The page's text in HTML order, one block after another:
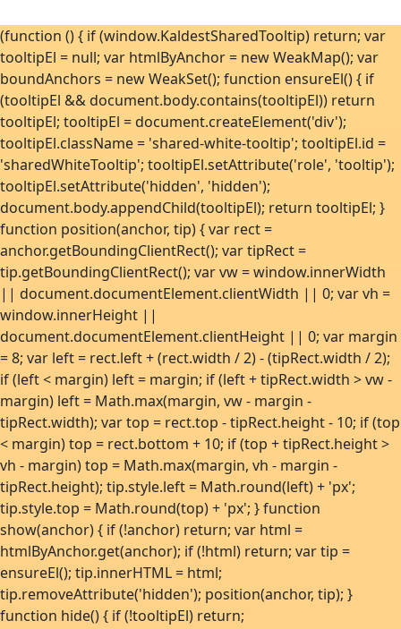
(function () { if (window.KaldestSharedTooltip) return; var
tooltipEl = null; var htmlByAnchor = new WeakMap(); var
boundAnchors = new WeakSet(); function ensureEl() { if
(tooltipEl && document.body.contains(tooltipEl)) return
tooltipEl; tooltipEl = document.createElement('div');
tooltipEl.className = 'shared-white-tooltip'; tooltipEl.id =
'sharedWhiteTooltip'; tooltipEl.setAttribute('role', 'tooltip');
tooltipEl.setAttribute('hidden', 'hidden');
document.body.appendChild(tooltipEl); return tooltipEl; }
function position(anchor, tip) { var rect =
anchor.getBoundingClientRect(); var tipRect =
tip.getBoundingClientRect(); var vw = window.innerWidth
|| document.documentElement.clientWidth || 0; var vh =
window.innerHeight ||
document.documentElement.clientHeight || 0; var margin
= 8; var left = rect.left + (rect.width / 2) - (tipRect.width / 2);
if (left < margin) left = margin; if (left + tipRect.width > vw -
margin) left = Math.max(margin, vw - margin -
tipRect.width); var top = rect.top - tipRect.height - 10; if (top
< margin) top = rect.bottom + 10; if (top + tipRect.height >
vh - margin) top = Math.max(margin, vh - margin -
tipRect.height); tip.style.left = Math.round(left) + 'px';
tip.style.top = Math.round(top) + 'px'; } function
show(anchor) { if (!anchor) return; var html =
htmlByAnchor.get(anchor); if (!html) return; var tip =
ensureEl(); tip.innerHTML = html;
tip.removeAttribute('hidden'); position(anchor, tip); }
function hide() { if (!tooltipEl) return;